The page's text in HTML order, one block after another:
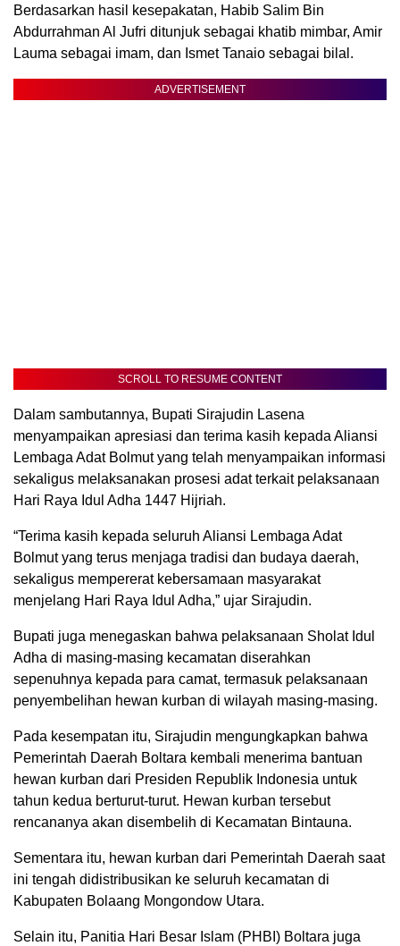
Berdasarkan hasil kesepakatan, Habib Salim Bin
Abdurrahman Al Jufri ditunjuk sebagai khatib mimbar, Amir
Lauma sebagai imam, dan Ismet Tanaio sebagai bilal.
ADVERTISEMENT
SCROLL TO RESUME CONTENT
Dalam sambutannya, Bupati Sirajudin Lasena
menyampaikan apresiasi dan terima kasih kepada Aliansi
Lembaga Adat Bolmut yang telah menyampaikan informasi
sekaligus melaksanakan prosesi adat terkait pelaksanaan
Hari Raya Idul Adha 1447 Hijriah.
“Terima kasih kepada seluruh Aliansi Lembaga Adat
Bolmut yang terus menjaga tradisi dan budaya daerah,
sekaligus mempererat kebersamaan masyarakat
menjelang Hari Raya Idul Adha,” ujar Sirajudin.
Bupati juga menegaskan bahwa pelaksanaan Sholat Idul
Adha di masing-masing kecamatan diserahkan
sepenuhnya kepada para camat, termasuk pelaksanaan
penyembelihan hewan kurban di wilayah masing-masing.
Pada kesempatan itu, Sirajudin mengungkapkan bahwa
Pemerintah Daerah Boltara kembali menerima bantuan
hewan kurban dari Presiden Republik Indonesia untuk
tahun kedua berturut-turut. Hewan kurban tersebut
rencananya akan disembelih di Kecamatan Bintauna.
Sementara itu, hewan kurban dari Pemerintah Daerah saat
ini tengah didistribusikan ke seluruh kecamatan di
Kabupaten Bolaang Mongondow Utara.
Selain itu, Panitia Hari Besar Islam (PHBI) Boltara juga